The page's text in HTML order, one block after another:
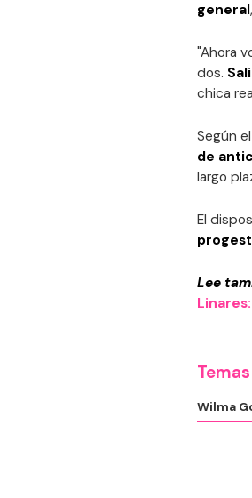
general
"Ahora
dos.
chica
Según
de
largo
El
Lee
Wilma